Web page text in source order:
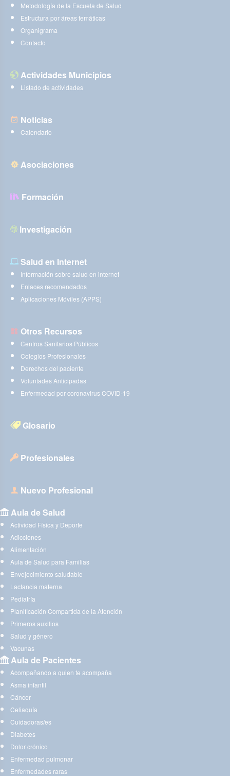
Metodología de la Escuela de Salud
Estructura por áreas temáticas
Organigrama
Contacto
Actividades Municipios
Listado de actividades
Noticias
Calendario
Asociaciones
Formación
Investigación
Salud en Internet
Información sobre salud en internet
Enlaces recomendados
Aplicaciones Móviles (APPS)
Otros Recursos
Centros Sanitarios Públicos
Colegios Profesionales
Derechos del paciente
Voluntades Anticipadas
Enfermedad por coronavirus COVID-19
Glosario
Profesionales
Nuevo Profesional
Aula de Salud
Actividad Física y Deporte
Adicciones
Alimentación
Aula de Salud para Familias
Envejecimiento saludable
Lactancia materna
Pediatría
Planificación Compartida de la Atención
Primeros auxilios
Salud y género
Vacunas
Aula de Pacientes
Acompañando a quien te acompaña
Asma infantil
Cáncer
Celiaquía
Cuidadoras/es
Diabetes
Dolor crónico
Enfermedad pulmonar
Enfermedades raras